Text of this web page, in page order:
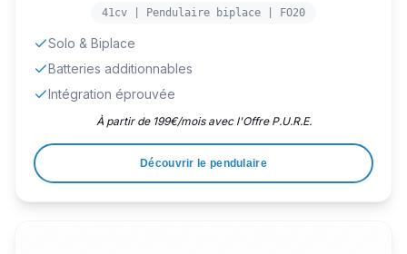
41cv | Pendulaire biplace | FO20
Solo & Biplace
Batteries additionnables
Intégration éprouvée
À partir de 199€/mois avec l'Offre P.U.R.E.
Découvrir le pendulaire